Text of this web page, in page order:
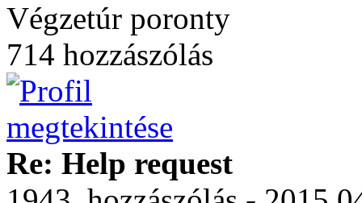
Végzetúr poronty
714 hozzászólás
Re: Help request